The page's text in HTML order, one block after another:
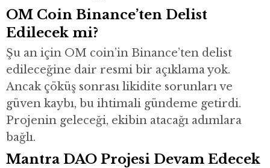
OM Coin Binance’ten Delist
Edilecek mi?
Şu an için OM coin’in Binance’ten delist
edileceğine dair resmi bir açıklama yok.
Ancak çöküş sonrası likidite sorunları ve
güven kaybı, bu ihtimali gündeme getirdi.
Projenin geleceği, ekibin atacağı adımlara
bağlı.
Mantra DAO Projesi Devam Edecek